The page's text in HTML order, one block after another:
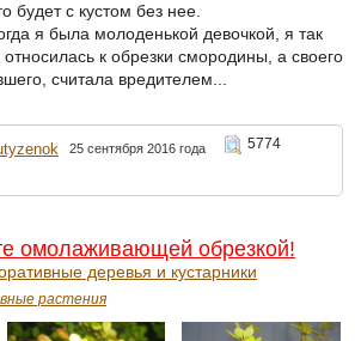
будет с кустом без нее.
я была молоденькой девочкой, я так
к обрезки смородины, а своего
считала вредителем...
25 сентября 2016 года
5774
омолаживающей обрезкой!
деревья и кустарники
растения